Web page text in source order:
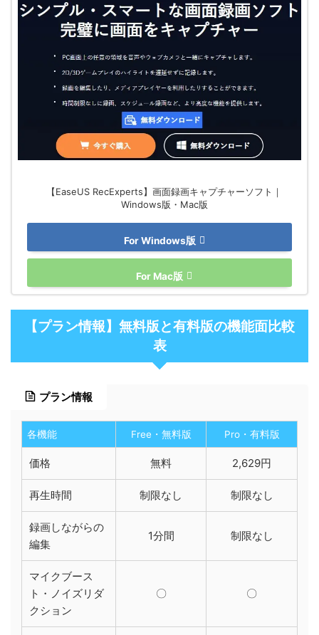
【EaseUS RecExperts】画面録画キャプチャーソフト｜
Windows版・Mac版
For Windows版
For Mac版
【プラン情報】無料版と有料版の機能面比較
表
プラン情報
各機能 Free・無料版 Pro・有料版
価格 無料 2,629円
再生時間 制限なし 制限なし
録画しながらの
編集
1分間 制限なし
マイクブース
ト・ノイズリダ
クション
〇 〇